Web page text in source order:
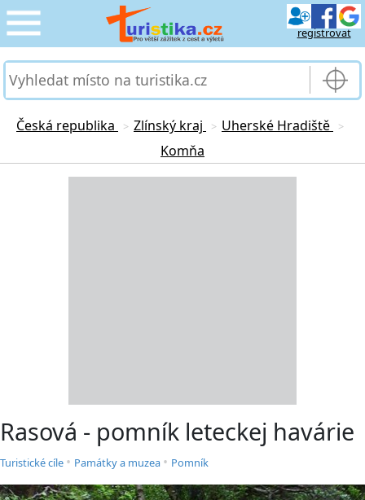
registrovat
CESTOVÁNÍ
SLUŽBY & DOPRAVA
Česká republika > Zlínský kraj > Uherské Hradiště >
Komňa
Rasová - pomník leteckej havárie
Turistické cíle • Památky a muzea • Pomník